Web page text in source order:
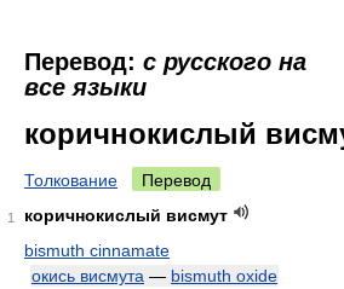
Перевод: с русского на
все языки
коричнокислый
Толкование Перевод
1
коричнокислый висмут
bismuth cinnamate
окись висмута — bismuth oxide